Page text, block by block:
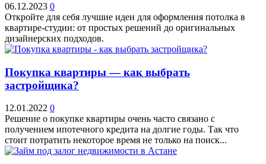
06.12.2023 0
Откройте для себя лучшие идеи для оформления потолка в
квартире-студии: от простых решений до оригинальных
дизайнерских подходов.
Покупка квартиры — как выбрать
застройщика?
12.01.2022 0
Решение о покупке квартиры очень часто связано с
получением ипотечного кредита на долгие годы. Так что
стоит потратить некоторое время не только на поиск...